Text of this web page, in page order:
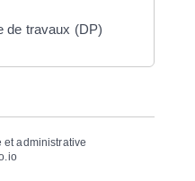
de travaux (DP)
et administrative